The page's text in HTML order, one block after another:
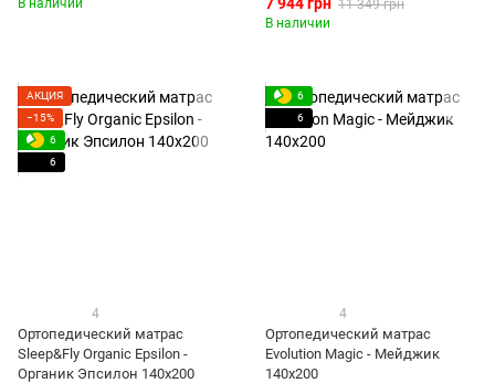
В наличии
11 349 грн
В наличии
АКЦИЯ
−15%
6
6
4
Ортопедический матрас
Sleep&Fly Organic Epsilon -
Органик Эпсилон 140x200
6
6
4
Ортопедический матрас
Evolution Magic - Мейджик
140x200